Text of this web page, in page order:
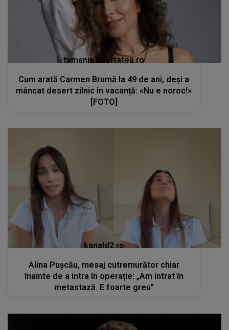
tvmania.libertatea.ro
Cum arată Carmen Brumă la 49 de ani, deși a
mâncat desert zilnic în vacanță: «Nu e noroc!»
[FOTO]
kanald2.ro
Alina Pușcău, mesaj cutremurător chiar
înainte de a intra în operație: „Am intrat în
metastază. E foarte greu”